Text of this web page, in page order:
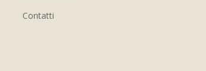
Contatti